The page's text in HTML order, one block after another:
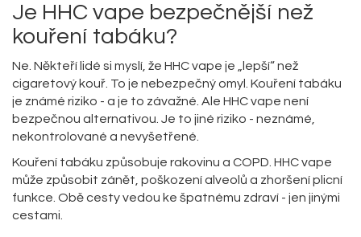
Je HHC vape bezpečnější než
kouření tabáku?
Ne. Někteří lidé si myslí, že HHC vape je „lepší“ než
cigaretový kouř. To je nebezpečný omyl. Kouření tabáku
je známé riziko - a je to závažné. Ale HHC vape není
bezpečnou alternativou. Je to jiné riziko - neznámé,
nekontrolované a nevyšetřené.
Kouření tabáku způsobuje rakovinu a COPD. HHC vape
může způsobit zánět, poškození alveolů a zhoršení plicní
funkce. Obě cesty vedou ke špatnému zdraví - jen jinými
cestami.